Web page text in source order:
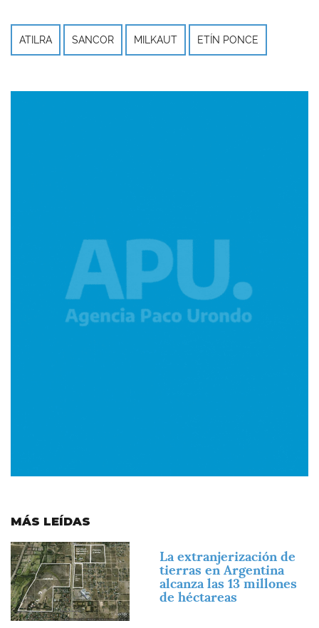
ATILRA SANCOR MILKAUT ETÍN PONCE
MÁS LEÍDAS
Imagen
La extranjerización de
tierras en Argentina
alcanza las 13 millones
de héctareas